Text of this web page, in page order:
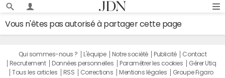
Vous n'êtes pas autorisé à partager cette page
Qui sommes-nous ? L'équipe Notre société Publicité
Contact
Recrutement
Données personnelles Paramétrer les cookies
Gérer Utiq
Tous les articles
RSS Corrections Mentions légales
Groupe Figaro